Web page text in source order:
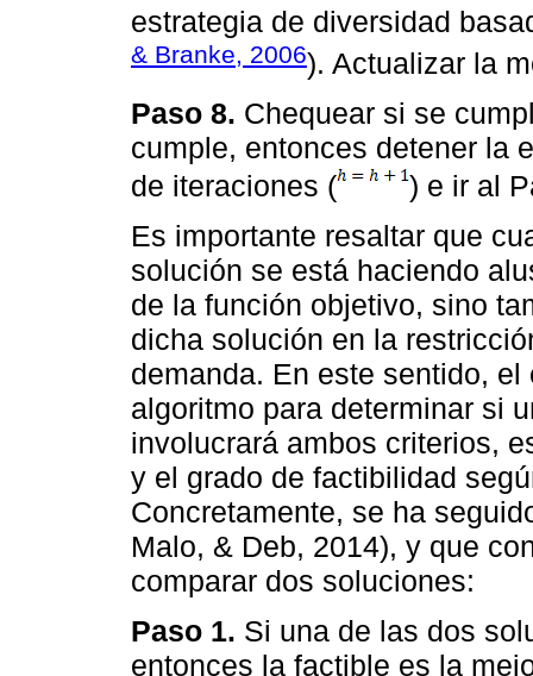
estrategia de diversidad
& Branke, 2006). Actualizar la
Paso 8. Chequear si se
cumple, entonces detener la
de iteraciones (
) e ir al
Es importante resaltar que
solución se está haciendo
de la función objetivo, sino
dicha solución en la
demanda. En este sentido,
algoritmo para determinar si
involucrará ambos criterios,
y el grado de factibilidad
Concretamente, se ha
Malo, & Deb, 2014), y que
comparar dos soluciones:
Paso 1. Si una de las dos
entonces la factible es la